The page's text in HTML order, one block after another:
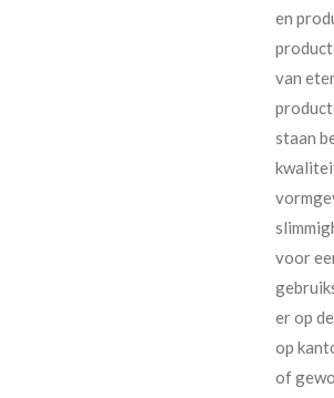
en
van
staan
voor
er op
op
of